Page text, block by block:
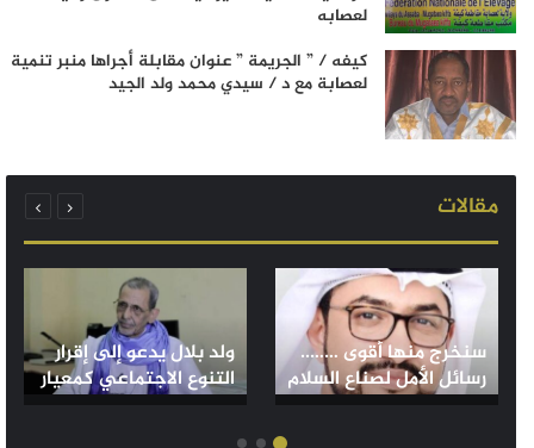
لعصابه
كيفه / ” الجريمة ” عنوان مقابلة أجراها منبر تنمية
لعصابة مع د / سيدي محمد ولد الجيد
مقالات
سنخرج منها أقوى ……..
رسائل الأمل لصناع السلام
ولد بلال يدعو إلى إقرار
التنوع الاجتماعي كمعيار